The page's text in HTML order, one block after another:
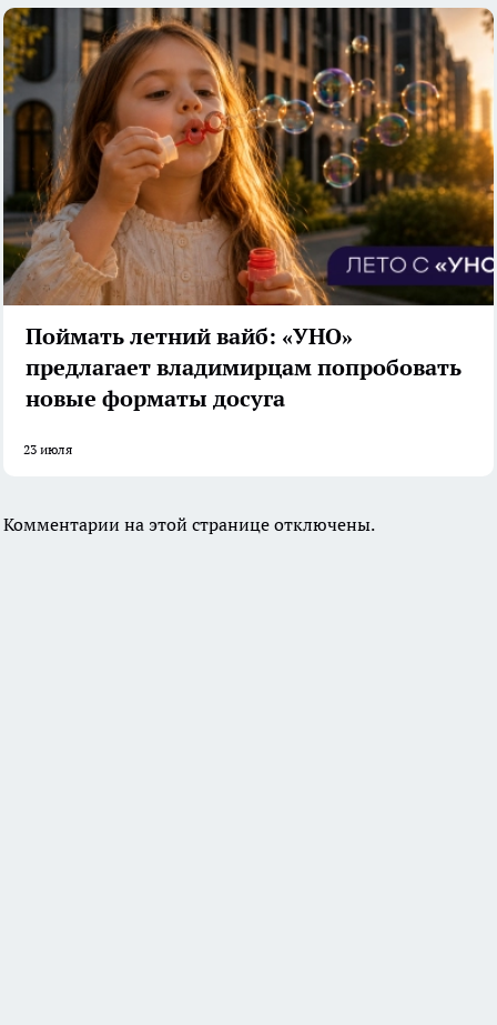
Поймать летний вайб: «УНО»
предлагает владимирцам попробовать
новые форматы досуга
23 июля
Комментарии на этой странице отключены.